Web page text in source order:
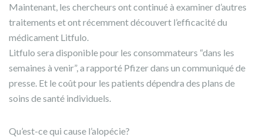
Maintenant, les chercheurs ont continué à examiner d’autres
traitements et ont récemment découvert l’efficacité du
médicament Litfulo.
Litfulo sera disponible pour les consommateurs “dans les
semaines à venir”, a rapporté Pfizer dans un communiqué de
presse. Et le coût pour les patients dépendra des plans de
soins de santé individuels.
Qu’est-ce qui cause l’alopécie?